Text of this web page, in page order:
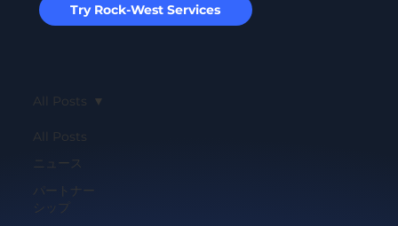
Try Rock-West Services
All Posts
ニュース
パートナー
シップ
All Posts